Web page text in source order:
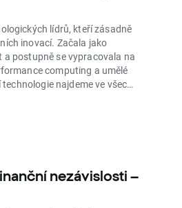
lídrů, kteří zásadně
inovací. Začala jako
postupně se vypracovala na
computing a umělé
najdeme ve všech
Tento článek přináší
nezávislosti –